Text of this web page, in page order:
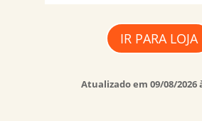
IR PARA LOJA
Atualizado em 09/08/2026